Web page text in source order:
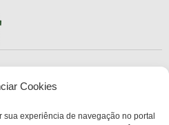
Cookies
experiência de navegação no portal